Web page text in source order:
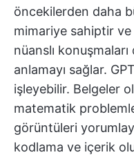
öncekilerden daha
mimariye sahiptir ve
nüanslı
anlamayı sağlar.
işleyebilir. Belgeler
matematik
görüntüleri
kodlama ve içerik